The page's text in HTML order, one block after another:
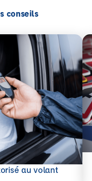
conseils
au volant